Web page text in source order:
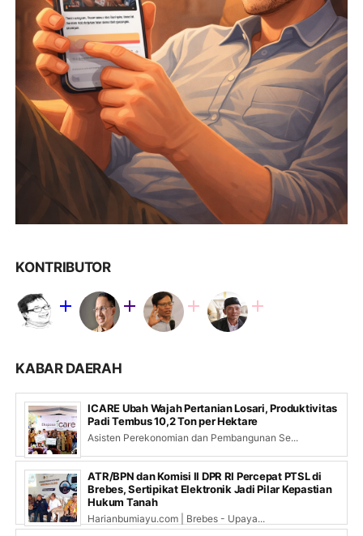
KONTRIBUTOR
KABAR DAERAH
ICARE Ubah Wajah Pertanian Losari, Produktivitas
Padi Tembus 10,2 Ton per Hektare
Asisten Perekonomian dan Pembangunan Se...
ATR/BPN dan Komisi II DPR RI Percepat PTSL di
Brebes, Sertipikat Elektronik Jadi Pilar Kepastian
Hukum Tanah
Harianbumiayu.com | Brebes - Upaya...